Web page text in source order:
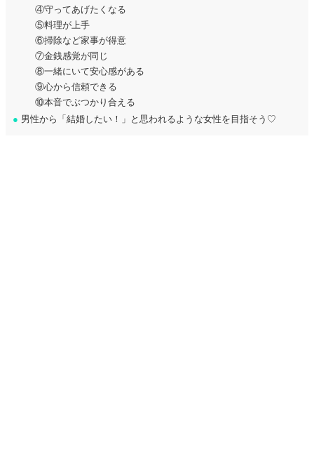
④守ってあげたくなる
⑤料理が上手
⑥掃除など家事が得意
⑦金銭感覚が同じ
⑧一緒にいて安心感がある
⑨心から信頼できる
⑩本音でぶつかり合える
● 男性から「結婚したい！」と思われるような女性を目指そう♡